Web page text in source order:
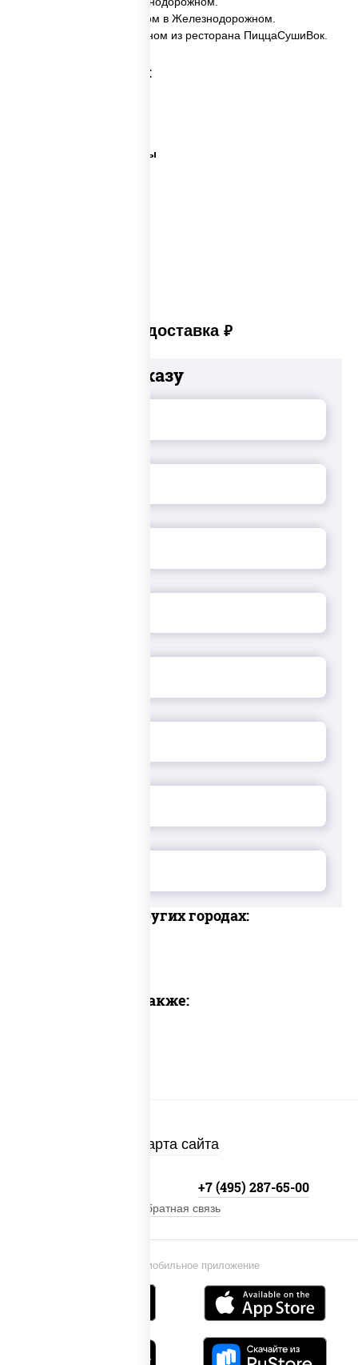
✅ Сяке с доставкой на дом в Железнодорожном.
✅ Сяке в Железнодорожном из ресторана ПиццаСушиВок.
Категории товара:
Все виды суши и роллы
Платная доставка руб
Добавьте к заказу
Доставка в других городах:
Предлагаем также:
Карта сайта
Установи мобильное приложение
+7 (495) 287-65-00
Обратная связь